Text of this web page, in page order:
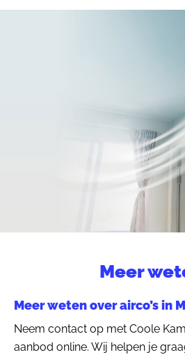
Meer
Meer weten over airco’s in
Neem contact op met Coole
aanbod online. Wij helpen je